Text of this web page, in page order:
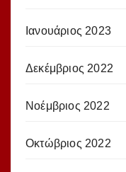
Ιανουάριος 2023
Δεκέμβριος 2022
Νοέμβριος 2022
Οκτώβριος 2022